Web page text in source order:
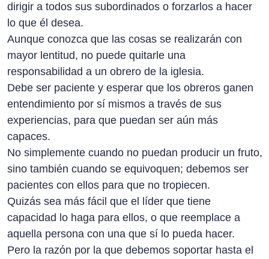
dirigir a todos sus subordinados o forzarlos a hacer
lo que él desea.
Aunque conozca que las cosas se realizarán con
mayor lentitud, no puede quitarle una
responsabilidad a un obrero de la iglesia.
Debe ser paciente y esperar que los obreros ganen
entendimiento por sí mismos a través de sus
experiencias, para que puedan ser aún más
capaces.
No simplemente cuando no puedan producir un fruto,
sino también cuando se equivoquen; debemos ser
pacientes con ellos para que no tropiecen.
Quizás sea más fácil que el líder que tiene
capacidad lo haga para ellos, o que reemplace a
aquella persona con una que sí lo pueda hacer.
Pero la razón por la que debemos soportar hasta el